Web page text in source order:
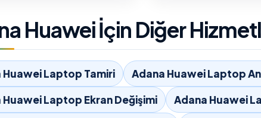
Huawei İçin Diğer
Huawei Laptop Tamiri
Adana Huawei Laptop
Huawei Laptop Ekran Değişimi
Adana Huawei